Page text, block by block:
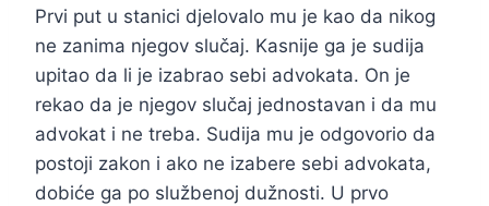
Prvi put u stanici djelovalo mu je kao da nikog
ne zanima njegov slučaj. Kasnije ga je sudija
upitao da li je izabrao sebi advokata. On je
rekao da je njegov slučaj jednostavan i da mu
advokat i ne treba. Sudija mu je odgovorio da
postoji zakon i ako ne izabere sebi advokata,
dobiće ga po službenoj dužnosti. U prvo